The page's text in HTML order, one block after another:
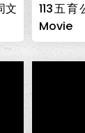
文
113五
Movie